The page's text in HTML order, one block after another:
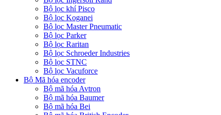
Bộ lọc khí Pisco
Bộ lọc Koganei
Bộ lọc Master Pneumatic
Bộ lọc Parker
Bộ lọc Raritan
Bộ lọc Schroeder Industries
Bộ lọc STNC
Bộ lọc Vacuforce
Bộ Mã hóa encoder
Bộ mã hóa Avtron
Bộ mã hóa Baumer
Bộ mã hóa Bei